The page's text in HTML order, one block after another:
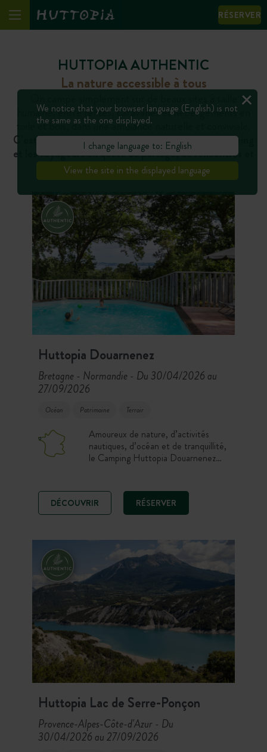
RÉSERVER
HUTTOPIA AUTHENTIC
La nature accessible à tous
humaine, entre tentes, caravanes et hébergements en
toile et bois, dans une ambiance naturelle et conviviale.
C’est l’expérience idéale pour les amateurs de camping
et les voyageurs en quête de partage, de rencontres et
de découvertes.
Huttopia Douarnenez
Bretagne - Normandie - Du 30/04/2026 au
27/09/2026
Océan Patrimoine Terroir
Amoureux de nature, d’activités
nautiques, d’océan et de tranquillité,
le Camping Huttopia Douarnenez
en Finistère Sud. Depuis la piscine
qui surplombe la baie de Douarnenez,
offrez-vous un moment de détente
DÉCOUVRIR RÉSERVER
Huttopia Lac de Serre-Ponçon
Provence-Alpes-Côte-d'Azur - Du
30/04/2026 au 27/09/2026
We notice that your browser language (English) is not
the same as the one displayed.
I change language to: English
View the site in the displayed language